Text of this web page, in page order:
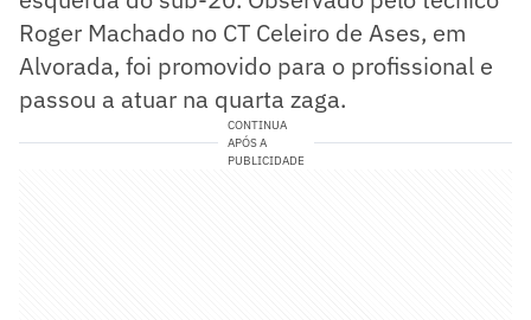
Roger Machado no CT Celeiro de Ases, em
Alvorada, foi promovido para o profissional e
passou a atuar na quarta zaga.
CONTINUA
APÓS A
PUBLICIDADE